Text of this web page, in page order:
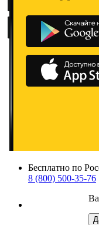
Бесплатно по
8 (800) 500-35-76